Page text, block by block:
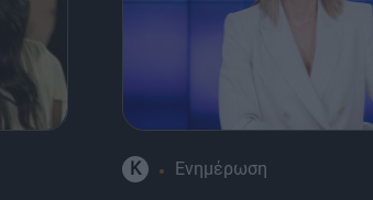
K Ενημέρωση